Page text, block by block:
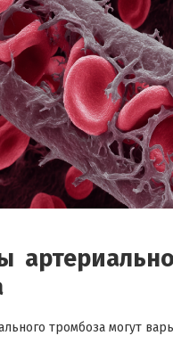
тромбоза могут